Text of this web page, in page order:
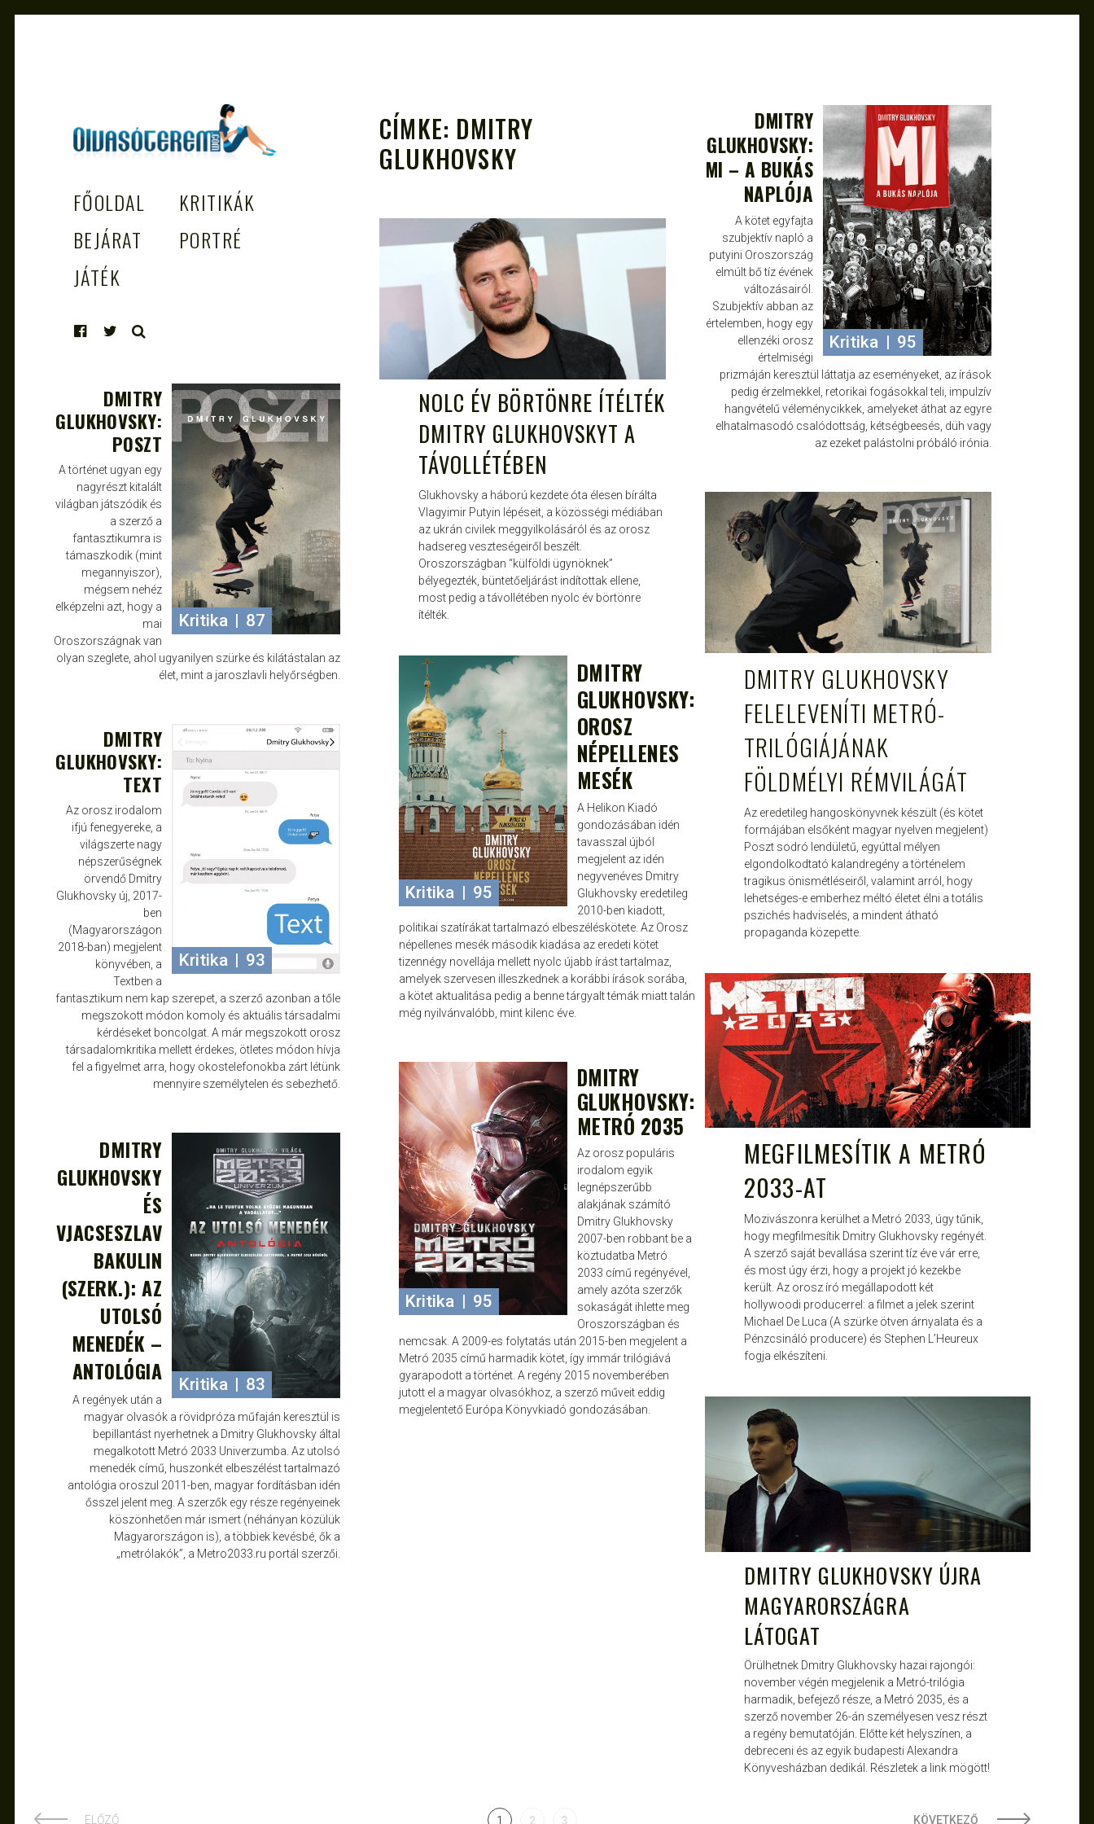
EGÉSZSÉGES OLVASÁS TÁMOGATÓJA
FŐOLDAL
KRITIKÁK
BEJÁRAT
PORTRÉ
JÁTÉK
CÍMKE: DMITRY
GLUKHOVSKY
JANCE
MÁJ 25, 2025
Kritika | 95
DMITRY
GLUKHOVSKY:
MI – A BUKÁS
NAPLÓJA
A kötet egyfajta
szubjektív napló a
putyini Oroszország
elmúlt bő tíz évének
változásairól.
Szubjektív abban az
értelemben, hogy egy
ellenzéki orosz
értelmiségi
prizmáján keresztül láttatja az eseményeket, az írások
pedig érzelmekkel, retorikai fogásokkal teli, impulzív
hangvételű véleménycikkek, amelyeket áthat az egyre
elhatalmasodó csalódottság, kétségbeesés, düh vagy
az ezeket palástolni próbáló irónia.
ATTILA AUG 8, 2023
NOLC ÉV BÖRTÖNRE ÍTÉLTÉK
DMITRY GLUKHOVSKYT A
TÁVOLLÉTÉBEN
Glukhovsky a háború kezdete óta élesen bírálta
Vlagyimir Putyin lépéseit, a közösségi médiában
az ukrán civilek meggyilkolásáról és az orosz
hadsereg veszteségeiről beszélt.
Oroszországban “külföldi ügynöknek”
bélyegezték, büntetőeljárást indítottak ellene,
most pedig a távollétében nyolc év börtönre
ítélték.
JANCE
DEC 16, 2019
Kritika | 87
DMITRY
GLUKHOVSKY:
POSZT
A történet ugyan egy
nagyrészt kitalált
világban játszódik és
a szerző a
fantasztikumra is
támaszkodik (mint
megannyiszor),
mégsem nehéz
elképzelni azt, hogy a
mai
Oroszországnak van
olyan szeglete, ahol ugyanilyen szürke és kilátástalan az
élet, mint a jaroszlavli helyőrségben.
ATTILA NOV 5, 2019
DMITRY GLUKHOVSKY
FELELEVENÍTI METRÓ-
TRILÓGIÁJÁNAK
FÖLDMÉLYI RÉMVILÁGÁT
Az eredetileg hangoskönyvnek készült (és kötet
formájában elsőként magyar nyelven megjelent)
Poszt sodró lendületű, egyúttal mélyen
elgondolkodtató kalandregény a történelem
tragikus önismétléseiről, valamint arról, hogy
lehetséges-e emberhez méltó életet élni a totális
pszichés hadviselés, a mindent átható
propaganda közepette.
JANCE JÚL 23, 2019
Kritika | 95
DMITRY
GLUKHOVSKY:
OROSZ
NÉPELLENES
MESÉK
A Helikon Kiadó
gondozásában idén
tavasszal újból
megjelent az idén
negyvenéves Dmitry
Glukhovsky eredetileg
2010-ben kiadott,
politikai szatírákat tartalmazó elbeszéléskötete. Az Orosz
népellenes mesék második kiadása az eredeti kötet
tizennégy novellája mellett nyolc újabb írást tartalmaz,
amelyek szervesen illeszkednek a korábbi írások sorába,
a kötet aktualitása pedig a benne tárgyalt témák miatt talán
még nyilvánvalóbb, mint kilenc éve.
JANCE
MÁJ 29, 2018
Kritika | 93
DMITRY
GLUKHOVSKY:
TEXT
Az orosz irodalom
ifjú fenegyereke, a
világszerte nagy
népszerűségnek
örvendő Dmitry
Glukhovsky új, 2017-
ben
(Magyarországon
2018-ban) megjelent
könyvében, a
Textben a
fantasztikum nem kap szerepet, a szerző azonban a tőle
megszokott módon komoly és aktuális társadalmi
kérdéseket boncolgat. A már megszokott orosz
társadalomkritika mellett érdekes, ötletes módon hívja
fel a figyelmet arra, hogy okostelefonokba zárt létünk
mennyire személytelen és sebezhető.
ATTILA MÁRC 18, 2016
MEGFILMESÍTIK A METRÓ
2033-AT
Mozivászonra kerülhet a Metró 2033, úgy tűnik,
hogy megfilmesítik Dmitry Glukhovsky regényét.
A szerző saját bevallása szerint tíz éve vár erre,
és most úgy érzi, hogy a projekt jó kezekbe
került. Az orosz író megállapodott két
hollywoodi producerrel: a filmet a jelek szerint
Michael De Luca (A szürke ötven árnyalata és a
Pénzcsináló producere) és Stephen L’Heureux
fogja elkészíteni.
JANCE FEBR 2, 2016
Kritika | 95
DMITRY
GLUKHOVSKY:
METRÓ 2035
Az orosz populáris
irodalom egyik
legnépszerűbb
alakjának számító
Dmitry Glukhovsky
2007-ben robbant be a
köztudatba Metró
2033 című regényével,
amely azóta szerzők
sokaságát ihlette meg
Oroszországban és
nemcsak. A 2009-es folytatás után 2015-ben megjelent a
Metró 2035 című harmadik kötet, így immár trilógiává
gyarapodott a történet. A regény 2015 novemberében
jutott el a magyar olvasókhoz, a szerző műveit eddig
megjelentető Európa Könyvkiadó gondozásában.
JANCE
JAN 4, 2016
Kritika | 83
DMITRY
GLUKHOVSKY
ÉS
VJACSESZLAV
BAKULIN
(SZERK.): AZ
UTOLSÓ
MENEDÉK –
ANTOLÓGIA
A regények után a
magyar olvasók a rövidpróza műfaján keresztül is
bepillantást nyerhetnek a Dmitry Glukhovsky által
megalkotott Metró 2033 Univerzumba. Az utolsó
menedék című, huszonkét elbeszélést tartalmazó
antológia oroszul 2011-ben, magyar fordításban idén
ősszel jelent meg. A szerzők egy része regényeinek
köszönhetően már ismert (néhányan közülük
Magyarországon is), a többiek kevésbé, ők a
„metrólakók”, a Metro2033.ru portál szerzői.
NOV 12, 2015
DMITRY GLUKHOVSKY ÚJRA
MAGYARORSZÁGRA
LÁTOGAT
Örülhetnek Dmitry Glukhovsky hazai rajongói:
november végén megjelenik a Metró-trilógia
harmadik, befejező része, a Metró 2035, és a
szerző november 26-án személyesen vesz részt
a regény bemutatóján. Előtte két helyszínen, a
debreceni és az egyik budapesti Alexandra
Könyvesházban dedikál. Részletek a link mögött!
ELŐZŐ 1 2 3 KÖVETKEZŐ